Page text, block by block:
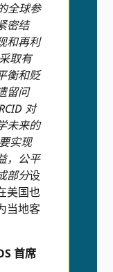
全球参
密结
和再利
取有
衡和贬
留问
对
未来的
实现
，公平
部分设
美国也
当地客
首席